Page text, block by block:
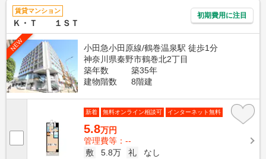
賃貸マンション
Ｋ・Ｔ １ＳＴ
初期費用に注目
NEW
小田急小田原線/鶴巻温泉駅 徒歩1分
神奈川県秦野市鶴巻北2丁目
築年数
築35年
建物階数
8階建
新着 無料オンライン相談可 インターネット無料
5.8万円
管理費等：--
敷
5.8万 礼
なし